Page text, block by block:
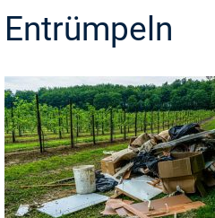
Entrümpeln